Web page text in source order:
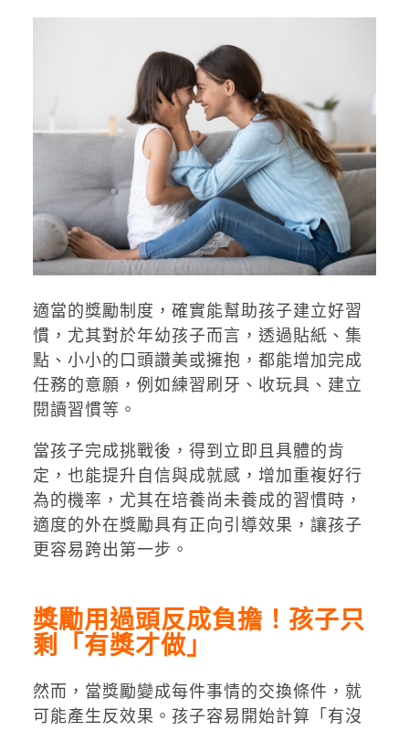
適當的獎勵制度，確實能幫助孩子建立好習
慣，尤其對於年幼孩子而言，透過貼紙、集
點、小小的口頭讚美或擁抱，都能增加完成
任務的意願，例如練習刷牙、收玩具、建立
閱讀習慣等。
當孩子完成挑戰後，得到立即且具體的肯
定，也能提升自信與成就感，增加重複好行
為的機率，尤其在培養尚未養成的習慣時，
適度的外在獎勵具有正向引導效果，讓孩子
更容易跨出第一步。
獎勵用過頭反成負擔！孩子只
剩「有獎才做」
然而，當獎勵變成每件事情的交換條件，就
可能產生反效果。孩子容易開始計算「有沒